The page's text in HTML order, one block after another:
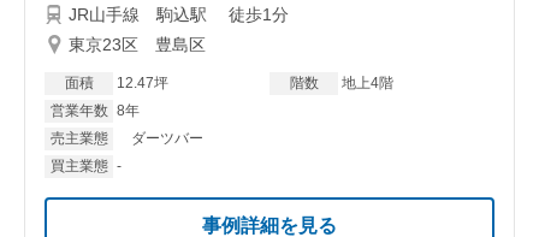
JR山手線 駒込駅 徒歩1分
東京23区 豊島区
面積 12.47坪 階数
地上4階
営業年数 8年
売主業態
ダーツバー
買主業態 -
事例詳細を見る